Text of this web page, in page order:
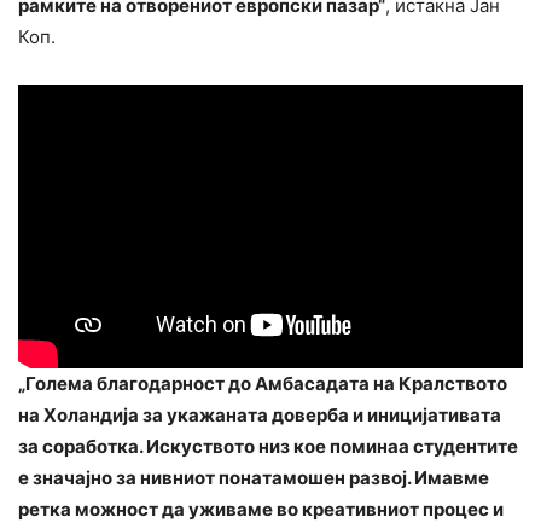
рамките на отворениот европски пазар“, истакна Јан
Коп.
„Голема благодарност до Амбасадата на Кралството
на Холандија за укажаната доверба и иницијативата
за соработка. Искуството низ кое поминаа студентите
е значајно за нивниот понатамошен развој. Имавме
ретка можност да уживаме во креативниот процес и